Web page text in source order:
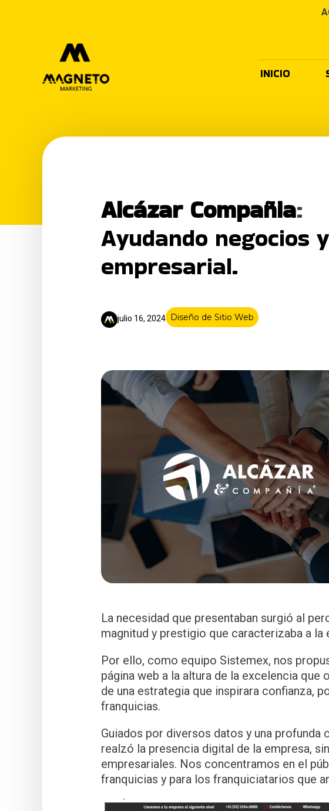
INICIO
Alcázar Compañia:
Ayudando negocios
empresarial.
julio 16, 2024 Diseño de Sitio Web
La necesidad que presentaban surgió al
magnitud y prestigio que caracterizaba a la
Por ello, como equipo Sistemex, nos
página web a la altura de la excelencia
de una estrategia que inspirara confianza,
franquicias.
Guiados por diversos datos y una
realzó la presencia digital de la empresa,
empresariales. Nos concentramos en el
franquicias y para los franquiciatarios que